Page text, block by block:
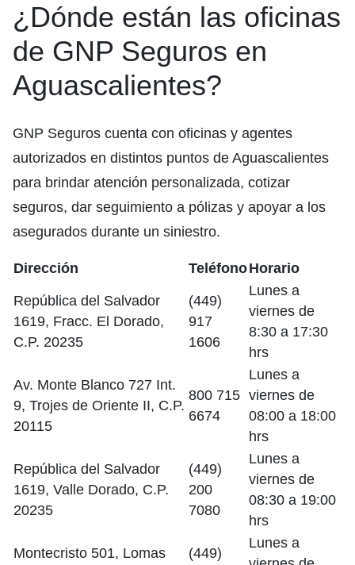
¿Dónde están las oficinas
de GNP Seguros en
Aguascalientes?
GNP Seguros cuenta con oficinas y agentes
autorizados en distintos puntos de Aguascalientes
para brindar atención personalizada, cotizar
seguros, dar seguimiento a pólizas y apoyar a los
asegurados durante un siniestro.
Dirección TeléfonoHorario
República del Salvador
1619, Fracc. El Dorado,
C.P. 20235
(449)
917
1606
Lunes a
viernes de
8:30 a 17:30
hrs
Av. Monte Blanco 727 Int.
9, Trojes de Oriente II, C.P.
20115
800 715
6674
Lunes a
viernes de
08:00 a 18:00
hrs
República del Salvador
1619, Valle Dorado, C.P.
20235
(449)
200
7080
Lunes a
viernes de
08:30 a 19:00
hrs
Montecristo 501, Lomas (449)
Lunes a